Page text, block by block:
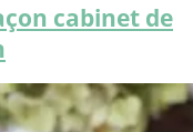
cabinet de